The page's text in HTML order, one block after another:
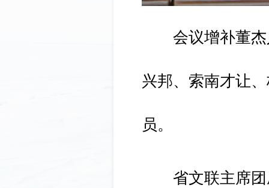
会议增补董杰
兴邦、索南才让
员。
省文联主席团